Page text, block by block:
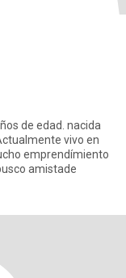
vivo en
amistade